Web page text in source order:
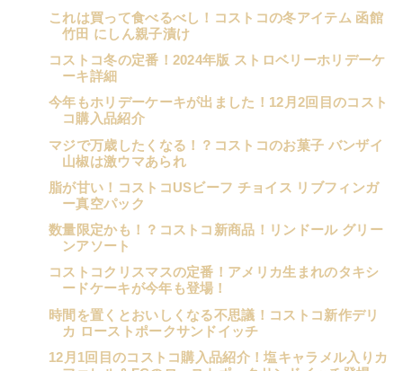
これは買って食べるべし！コストコの冬アイテム 函館
竹田 にしん親子漬け
コストコ冬の定番！2024年版 ストロベリーホリデーケ
ーキ詳細
今年もホリデーケーキが出ました！12月2回目のコスト
コ購入品紹介
マジで万歳したくなる！？コストコのお菓子 バンザイ
山椒は激ウマあられ
脂が甘い！コストコUSビーフ チョイス リブフィンガ
ー真空パック
数量限定かも！？コストコ新商品！リンドール グリー
ンアソート
コストコクリスマスの定番！アメリカ生まれのタキシ
ードケーキが今年も登場！
時間を置くとおいしくなる不思議！コストコ新作デリ
カ ローストポークサンドイッチ
12月1回目のコストコ購入品紹介！塩キャラメル入りカ